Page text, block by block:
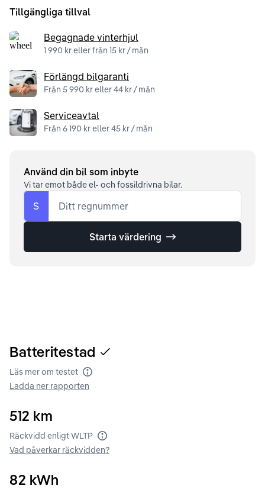
Tillgängliga tillval
Begagnade vinterhjul
1 990 kr eller från 15 kr / mån
Förlängd bilgaranti
Från 5 990 kr eller 44 kr / mån
Serviceavtal
Från 6 190 kr eller 45 kr / mån
Använd din bil som inbyte
Vi tar emot både el- och fossildrivna bilar.
S Ditt regnummer
Starta värdering
Batteritestad
Läs mer om testet Batteritest
Ladda ner rapporten
512 km
Räckvidd enligt WLTP Räckvidd enligt WLTP
Vad påverkar räckvidden?
82 kWh